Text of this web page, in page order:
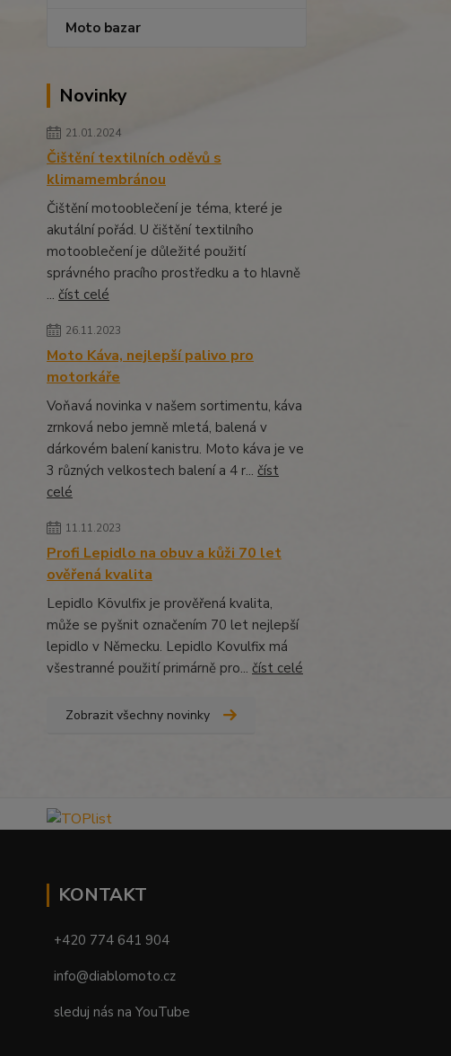
Moto bazar
Novinky
21.01.2024
Čištění textilních oděvů s
klimamembránou
Čištění motooblečení je téma, které je
akutální pořád. U čištění textilního
motooblečení je důležité použití
správného pracího prostředku a to hlavně
... číst celé
26.11.2023
Moto Káva, nejlepší palivo pro
motorkáře
Voňavá novinka v našem sortimentu, káva
zrnková nebo jemně mletá, balená v
dárkovém balení kanistru. Moto káva je ve
3 různých velkostech balení a 4 r... číst
celé
11.11.2023
Profi Lepidlo na obuv a kůži 70 let
ověřená kvalita
Lepidlo Kövulfix je prověřená kvalita,
může se pyšnit označením 70 let nejlepší
lepidlo v Německu. Lepidlo Kovulfix má
všestranné použití primárně pro... číst celé
Zobrazit všechny novinky
KONTAKT
+420 774 641 904
info@diablomoto.cz
sleduj nás na YouTube